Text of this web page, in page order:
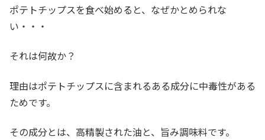
ポテトチップスを食べ始めると、なぜかとめられな
い・・・
それは何故か？
理由はポテトチップスに含まれるある成分に中毒性がある
ためです。
その成分とは、高精製された油と、旨み調味料です。